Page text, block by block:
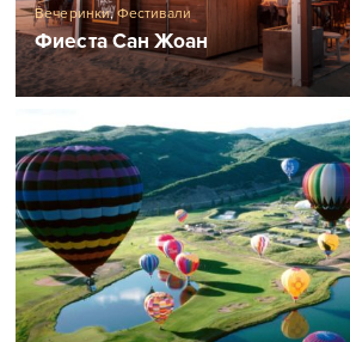
Вечеринки,Фестивали
Фиеста Сан Жоан